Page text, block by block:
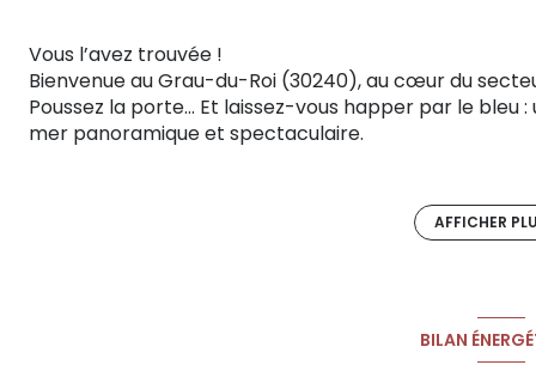
Vous l’avez trouvée !
Bienvenue au Grau-du-Roi (30240), au cœur du
Poussez la porte... Et laissez-vous happer par le
mer panoramique et spectaculaire.
transports de Montpellier. Un véritable coup de cœur
Dès l'entrée, vos yeux sont irrésistiblement attirés
lumineux s'ouvre sur un panorama azur saisissant.
AFFICHER
BILAN